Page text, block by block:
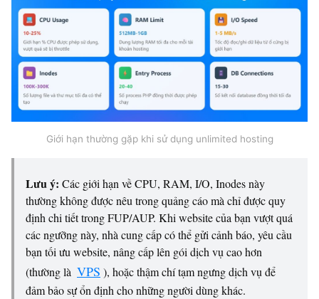
Giới hạn thường gặp khi sử dụng unlimited hosting
Lưu ý: Các giới hạn về CPU, RAM, I/O, Inodes này
thường không được nêu trong quảng cáo mà chỉ được quy
định chi tiết trong FUP/AUP. Khi website của bạn vượt quá
các ngưỡng này, nhà cung cấp có thể gửi cảnh báo, yêu cầu
bạn tối ưu website, nâng cấp lên gói dịch vụ cao hơn
(thường là VPS ), hoặc thậm chí tạm ngưng dịch vụ để
đảm bảo sự ổn định cho những người dùng khác.